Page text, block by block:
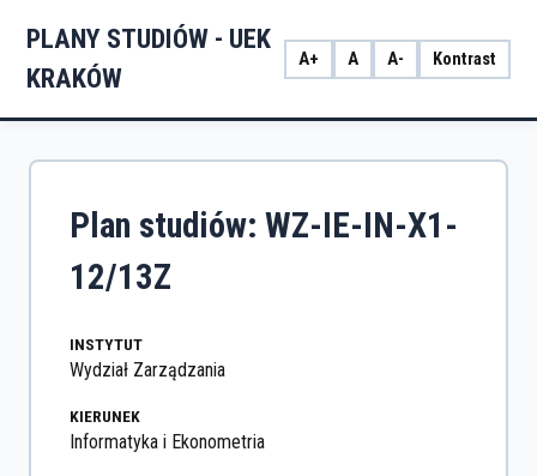
PLANY STUDIÓW - UEK
KRAKÓW
A+ A A- Kontrast
Plan studiów: WZ-IE-IN-X1-
12/13Z
INSTYTUT
Wydział Zarządzania
KIERUNEK
Informatyka i Ekonometria